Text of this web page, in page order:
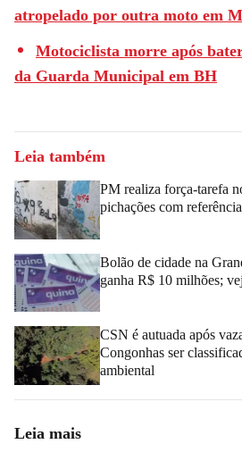
atropelado por outra moto em
Motociclista morre após
da Guarda Municipal em BH
Leia também
PM realiza força-tarefa
pichações com
Bolão de cidade na
ganha R$ 10 milhões;
CSN é autuada após
Congonhas ser
ambiental
Leia mais